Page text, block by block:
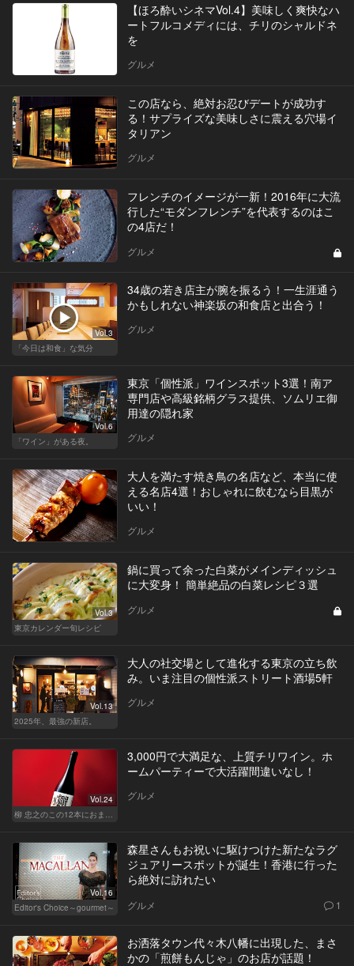
【ほろ酔いシネマVol.4】美味しく爽快なハ
ートフルコメディには、チリのシャルドネ
を
グルメ
この店なら、絶対お忍びデートが成功す
る！サプライズな美味しさに震える穴場イ
タリアン
グルメ
フレンチのイメージが一新！2016年に大流
行した“モダンフレンチ”を代表するのはこ
の4店だ！
グルメ
Vol.3
「今日は和食」な気分
34歳の若き店主が腕を振るう！一生涯通う
かもしれない神楽坂の和食店と出合う！
グルメ
Vol.6
「ワイン」がある夜。
東京「個性派」ワインスポット3選！南ア
専門店や高級銘柄グラス提供、ソムリエ御
用達の隠れ家
グルメ
大人を満たす焼き鳥の名店など、本当に使
える名店4選！おしゃれに飲むなら目黒が
いい！
グルメ
Vol.3
東京カレンダー旬レシピ
鍋に買って余った白菜がメインディッシュ
に大変身！ 簡単絶品の白菜レシピ３選
グルメ
Vol.13
2025年、最強の新店。
大人の社交場として進化する東京の立ち飲
み。いま注目の個性派ストリート酒場5軒
グルメ
Vol.24
3,000円で大満足な、上質チリワイン。ホ
ームパーティーで大活躍間違いなし！
グルメ
Vol.16
Editor's Choice～gourmet～
森星さんもお祝いに駆けつけた新たなラグ
ジュアリースポットが誕生！香港に行った
ら絶対に訪れたい
グルメ 1
お洒落タウン代々木八幡に出現した、まさ
かの「煎餅もんじゃ」のお店が話題！